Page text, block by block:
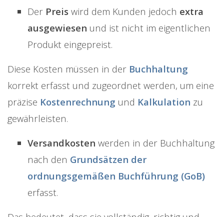
Der Preis wird dem Kunden jedoch extra
ausgewiesen und ist nicht im eigentlichen
Produkt eingepreist.
Diese Kosten müssen in der Buchhaltung
korrekt erfasst und zugeordnet werden, um eine
präzise Kostenrechnung und Kalkulation zu
gewährleisten.
Versandkosten werden in der Buchhaltung
nach den Grundsätzen der
ordnungsgemäßen Buchführung (GoB)
erfasst.